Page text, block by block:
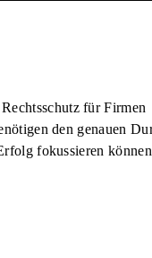
für Firmen
den genauen
fokussieren